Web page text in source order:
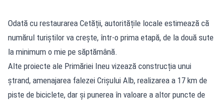
Odată cu restaurarea Cetății, autoritățile locale estimează că
numărul turiștilor va crește, într-o prima etapă, de la două sute
la minimum o mie pe săptămână.
Alte proiecte ale Primăriei Ineu vizează construcția unui
ștrand, amenajarea falezei Crișului Alb, realizarea a 17 km de
piste de biciclete, dar și punerea în valoare a altor puncte de